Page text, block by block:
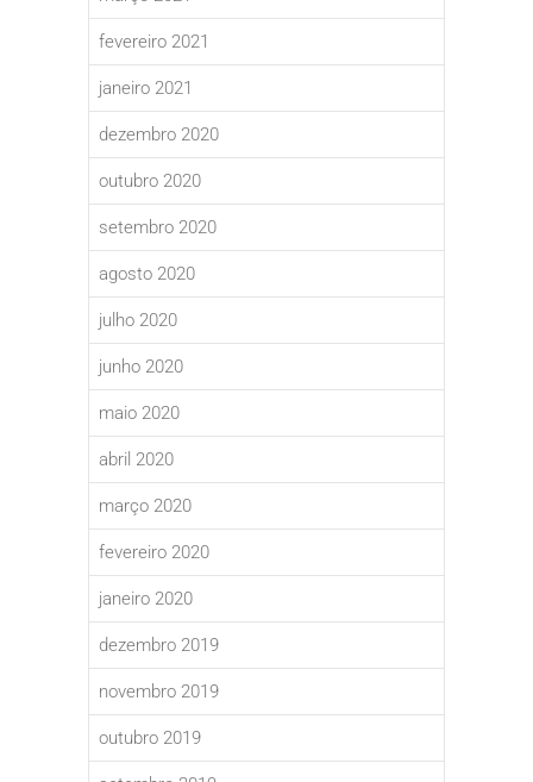
fevereiro 2021
janeiro 2021
dezembro 2020
outubro 2020
setembro 2020
agosto 2020
julho 2020
junho 2020
maio 2020
abril 2020
março 2020
fevereiro 2020
janeiro 2020
dezembro 2019
novembro 2019
outubro 2019